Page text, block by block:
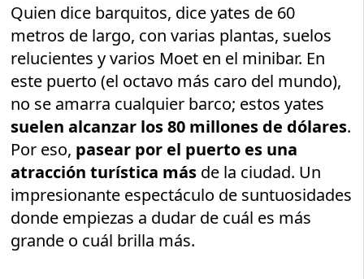
Quien dice barquitos, dice yates de 60
metros de largo, con varias plantas, suelos
relucientes y varios Moet en el minibar. En
este puerto (el octavo más caro del mundo),
no se amarra cualquier barco; estos yates
suelen alcanzar los 80 millones de dólares.
Por eso, pasear por el puerto es una
atracción turística más de la ciudad. Un
impresionante espectáculo de suntuosidades
donde empiezas a dudar de cuál es más
grande o cuál brilla más.